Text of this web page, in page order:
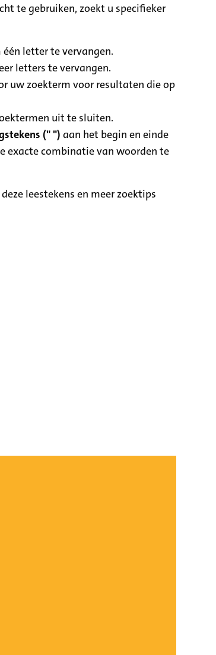
te gebruiken, zoekt u specifieker
één letter te vervangen.
letters te vervangen.
uw zoekterm voor resultaten die op
uit te sluiten.
(" ") aan het begin en einde
exacte combinatie van woorden te
leestekens en meer zoektips